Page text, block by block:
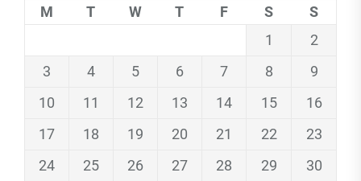
M T W T F S
S
1
2
3
4 5 6 7 8
9
10
11 12 13 14 15
16
17
18 19 20 21 22
23
24
25 26 27 28 29
30